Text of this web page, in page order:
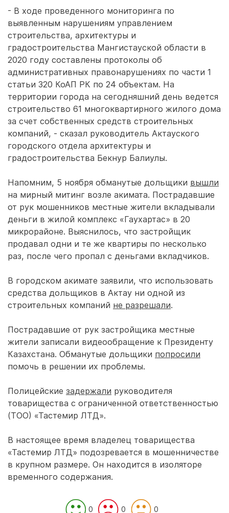
- В ходе проведенного мониторинга по
выявленным нарушениям управлением
строительства, архитектуры и
градостроительства Мангистауской области в
2020 году составлены протоколы об
административных правонарушениях по части 1
статьи 320 КоАП РК по 24 объектам. На
территории города на сегодняшний день ведется
строительство 61 многоквартирного жилого дома
за счет собственных средств строительных
компаний, - сказал руководитель Актауского
городского отдела архитектуры и
градостроительства Бекнур Балиулы.
Напомним, 5 ноября обманутые дольщики вышли
на мирный митинг возле акимата. Пострадавшие
от рук мошенников местные жители вкладывали
деньги в жилой комплекс «Гаухартас» в 20
микрорайоне. Выяснилось, что застройщик
продавал одни и те же квартиры по несколько
раз, после чего пропал с деньгами вкладчиков.
В городском акимате заявили, что использовать
средства дольщиков в Актау ни одной из
строительных компаний не разрешали.
Пострадавшие от рук застройщика местные
жители записали видеообращение к Президенту
Казахстана. Обманутые дольщики попросили
помочь в решении их проблемы.
Полицейские задержали руководителя
товарищества с ограниченной ответственностью
(ТОО) «Тастемир ЛТД».
В настоящее время владелец товарищества
«Тастемир ЛТД» подозревается в мошенничестве
в крупном размере. Он находится в изоляторе
временного содержания.
0 0 0